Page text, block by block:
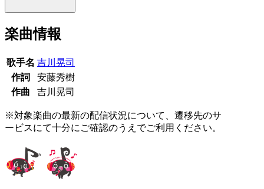
楽曲情報
歌手名 吉川晃司
作詞
安藤秀樹
作曲
吉川晃司
※対象楽曲の最新の配信状況について、遷移先のサ
ービスにて十分にご確認のうえでご利用ください。